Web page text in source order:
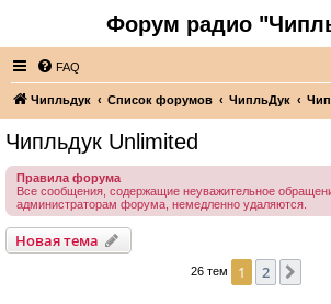
Форум радио
FAQ
Чипльдук Список форумов ЧипльДук
Чипльдук Unlimited
Правила форума
Все сообщения, содержащие неуважительное
администраторам форума, немедленно удаляются.
Новая тема
26 тем 1 2